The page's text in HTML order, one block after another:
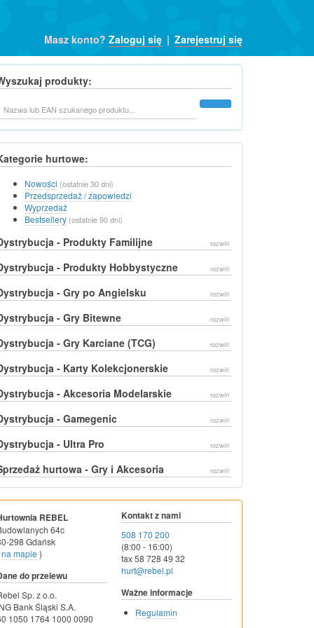
Masz konto? Zaloguj się | Zarejestruj się
produkty:
hurtowe:
Nowości (ostatnie 30 dni)
Przedsprzedaż / zapowiedzi
Wyprzedaż
Bestsellery (ostatnie 90 dni)
- Produkty Familijne rozwiń
- Produkty Hobbystyczne rozwiń
- Gry po Angielsku rozwiń
- Gry Bitewne rozwiń
- Gry Karciane (TCG) rozwiń
- Karty Kolekcjonerskie rozwiń
- Akcesoria Modelarskie rozwiń
- Gamegenic rozwiń
- Ultra Pro rozwiń
hurtowa - Gry i Akcesoria rozwiń
REBEL
64c
298 Gdańsk
na mapie )
do przelewu
Sp. z o.o.
Bank Śląski S.A.
1050 1764 1000 0090
Kontakt z nami
508 170 200
(8:00 - 16:00)
fax 58 728 49 32
hurt@rebel.pl
Ważne informacje
Regulamin